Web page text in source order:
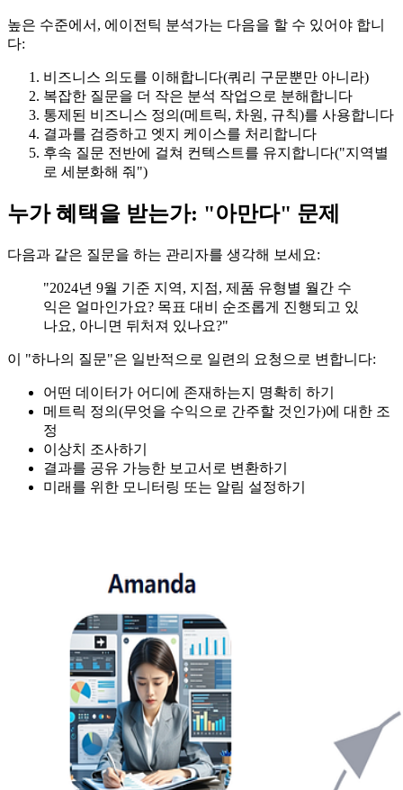
높은 수준에서, 에이전틱 분석가는 다음을 할 수 있어야 합니
다:
비즈니스 의도를 이해합니다(쿼리 구문뿐만 아니라)
복잡한 질문을 더 작은 분석 작업으로 분해합니다
통제된 비즈니스 정의(메트릭, 차원, 규칙)를 사용합니다
결과를 검증하고 엣지 케이스를 처리합니다
후속 질문 전반에 걸쳐 컨텍스트를 유지합니다("지역별
로 세분화해 줘")
누가 혜택을 받는가: "아만다" 문제
다음과 같은 질문을 하는 관리자를 생각해 보세요:
"2024년 9월 기준 지역, 지점, 제품 유형별 월간 수
익은 얼마인가요? 목표 대비 순조롭게 진행되고 있
나요, 아니면 뒤처져 있나요?"
이 "하나의 질문"은 일반적으로 일련의 요청으로 변합니다:
어떤 데이터가 어디에 존재하는지 명확히 하기
메트릭 정의(무엇을 수익으로 간주할 것인가)에 대한 조
정
이상치 조사하기
결과를 공유 가능한 보고서로 변환하기
미래를 위한 모니터링 또는 알림 설정하기